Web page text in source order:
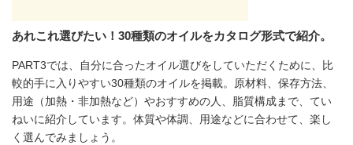
あれこれ選びたい！30種類のオイルをカタログ形式で紹介。
PART3では、自分に合ったオイル選びをしていただくために、比
較的手に入りやすい30種類のオイルを掲載。原材料、保存方法、
用途（加熱・非加熱など）やおすすめの人、脂質構成まで、てい
ねいに紹介しています。体質や体調、用途などに合わせて、楽し
く選んでみましょう。